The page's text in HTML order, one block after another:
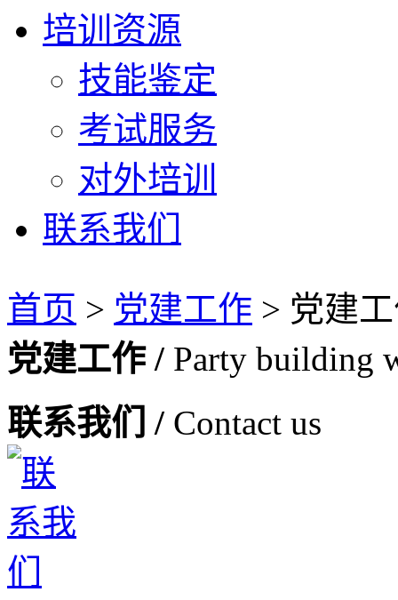
培训资源
技能鉴定
考试服务
对外培训
联系我们
首页 > 党建工作 > 党建
党建工作 / Party building
联系我们 / Contact us